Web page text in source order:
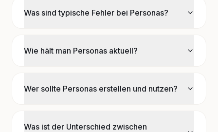
Was sind typische Fehler bei Personas?
Wie hält man Personas aktuell?
Wer sollte Personas erstellen und nutzen?
Was ist der Unterschied zwischen